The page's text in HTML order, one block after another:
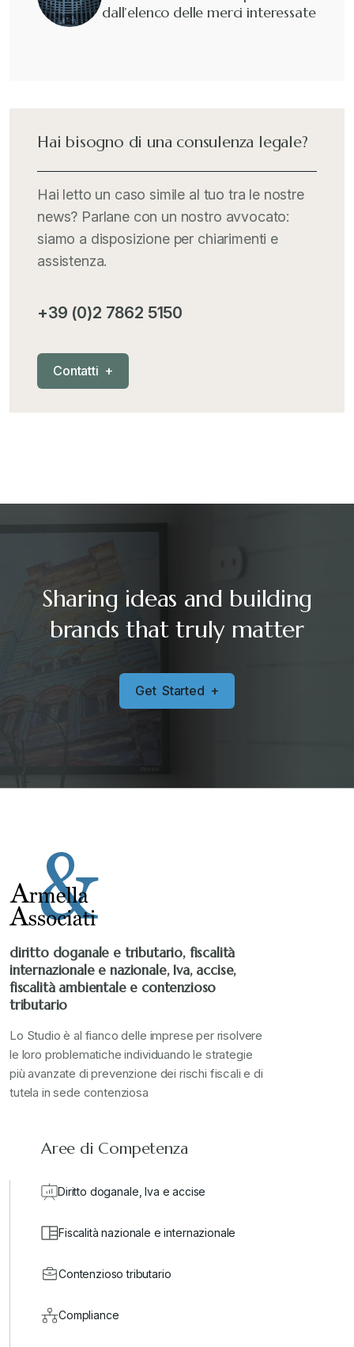
dall’elenco delle merci interessate
Hai bisogno di una consulenza legale?
Hai letto un caso simile al tuo tra le nostre
news? Parlane con un nostro avvocato:
siamo a disposizione per chiarimenti e
assistenza.
+39 (0)2 7862 5150
Contatti +
Sharing ideas and building
brands that truly matter
Get Started +
diritto doganale e tributario, fiscalità
internazionale e nazionale, Iva, accise,
fiscalità ambientale e contenzioso
tributario
Lo Studio è al fianco delle imprese per risolvere
le loro problematiche individuando le strategie
più avanzate di prevenzione dei rischi fiscali e di
tutela in sede contenziosa
Aree di Competenza
Diritto doganale, Iva e accise
Fiscalità nazionale e internazionale
Contenzioso tributario
Compliance